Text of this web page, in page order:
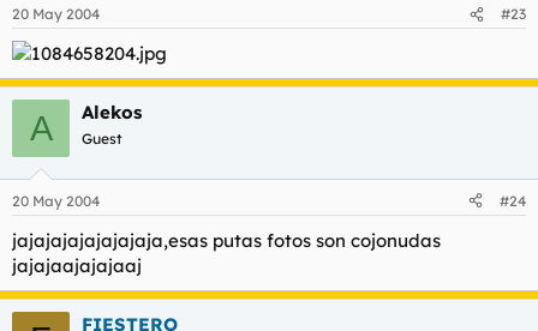
20 May 2004 #23
A Alekos
Guest
20 May 2004 #24
jajajajajajajajaja,esas putas fotos son cojonudas
jajajaajajajaaj
FIESTERO